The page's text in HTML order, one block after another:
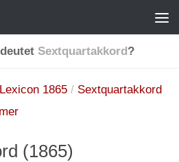
Sextquartakkord?
1865 / Sextquartakkord
(1865)